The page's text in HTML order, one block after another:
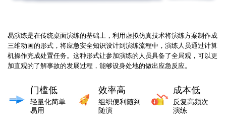
易演练是在传统桌面演练的基础上，利用虚拟仿真技术将演练方案制作成
三维动画的形式，将应急安全知识设计到演练流程中，演练人员通过计算
机操作完成处置任务。这种形式让参加演练的人员具备了全局观，可以更
加直观的了解事故的发展过程，能够设身处地的做出应急反应。
门槛低
轻量化简单
易用
效率高
组织便利随到
随演
成本低
反复高频次
演练